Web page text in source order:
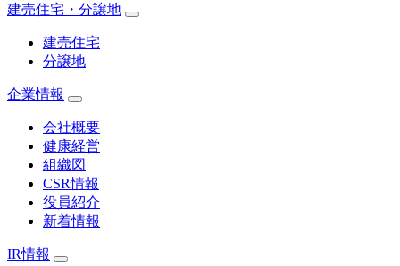
建売住宅・分譲地
建売住宅
分譲地
企業情報
会社概要
健康経営
組織図
CSR情報
役員紹介
新着情報
IR情報